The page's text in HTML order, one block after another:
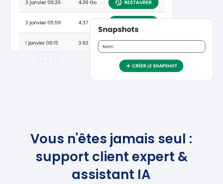
Vous n'êtes jamais seul :
support client expert &
assistant IA